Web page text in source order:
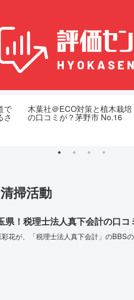
で
さ
木葉社＠ECO対策と植木栽培
の口コミが？茅野市 No.16
清掃活動
県！税理士法人真下会計の口
花が、「税理士法人真下会計」のBBS